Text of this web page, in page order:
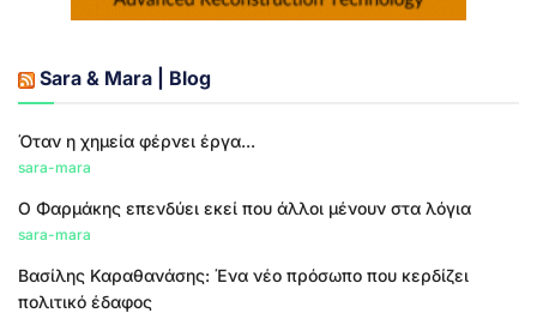
Sara & Mara | Blog
Όταν η χημεία φέρνει έργα...
sara-mara
Ο Φαρμάκης επενδύει εκεί που άλλοι μένουν στα λόγια
sara-mara
Βασίλης Καραθανάσης: Ένα νέο πρόσωπο που κερδίζει
πολιτικό έδαφος